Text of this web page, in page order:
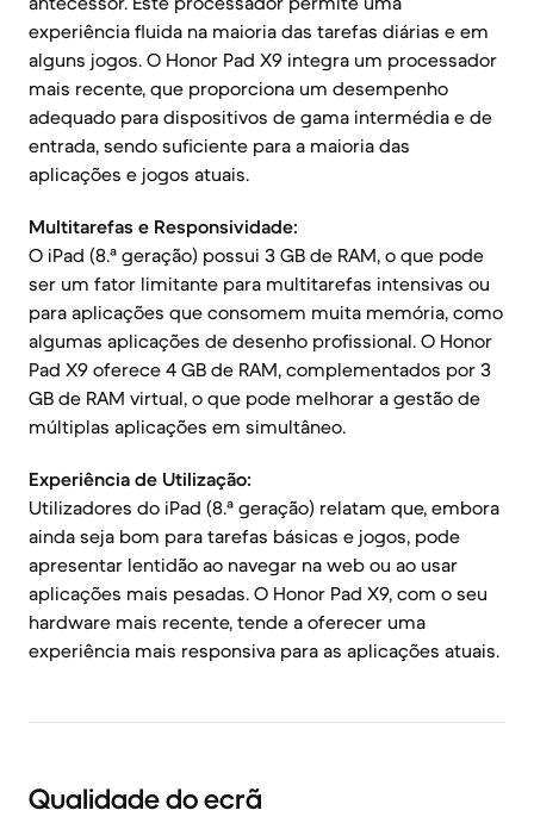
experiência fluida na maioria das tarefas diárias e em
alguns jogos. O Honor Pad X9 integra um processador
mais recente, que proporciona um desempenho
adequado para dispositivos de gama intermédia e de
entrada, sendo suficiente para a maioria das
aplicações e jogos atuais.
Multitarefas e Responsividade:
O iPad (8.ª geração) possui 3 GB de RAM, o que pode
ser um fator limitante para multitarefas intensivas ou
para aplicações que consomem muita memória, como
algumas aplicações de desenho profissional. O Honor
Pad X9 oferece 4 GB de RAM, complementados por 3
GB de RAM virtual, o que pode melhorar a gestão de
múltiplas aplicações em simultâneo.
Experiência de Utilização:
Utilizadores do iPad (8.ª geração) relatam que, embora
ainda seja bom para tarefas básicas e jogos, pode
apresentar lentidão ao navegar na web ou ao usar
aplicações mais pesadas. O Honor Pad X9, com o seu
hardware mais recente, tende a oferecer uma
experiência mais responsiva para as aplicações atuais.
Qualidade do ecrã